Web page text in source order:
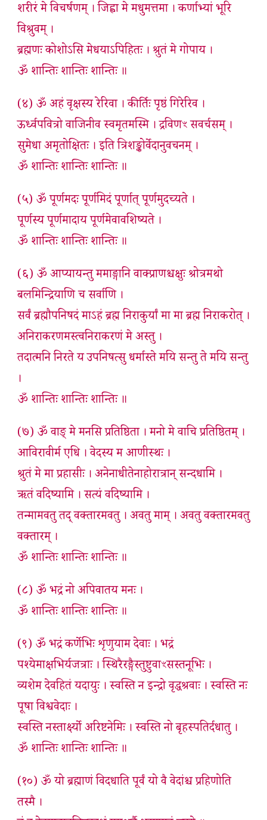
शरीरं मे विचर्षणम् । जिह्वा मे मधुमत्तमा । कर्णाभ्यां भूरि
विश्रुवम् ।
ब्रह्मणः कोशोऽसि मेधयाऽपिहितः । श्रुतं मे गोपाय ।
ॐ शान्तिः शान्तिः शान्तिः ॥
(४) ॐ अहं वृक्षस्य रेरिवा । कीर्तिः पृष्ठं गिरेरिव ।
ऊर्ध्वपवित्रो वाजिनीव स्वमृतमस्मि । द्रविणꣳ सवर्चसम् ।
सुमेधा अमृतोक्षितः । इति त्रिशङ्कोर्वेदानुवचनम् ।
ॐ शान्तिः शान्तिः शान्तिः ॥
(५) ॐ पूर्णमदः पूर्णमिदं पूर्णात् पूर्णमुदच्यते ।
पूर्णस्य पूर्णमादाय पूर्णमेवावशिष्यते ।
ॐ शान्तिः शान्तिः शान्तिः ॥
(६) ॐ आप्यायन्तु ममाङ्गानि वाक्प्राणश्चक्षुः श्रोत्रमथो
बलमिन्द्रियाणि च सर्वाणि ।
सर्वं ब्रह्मौपनिषदं माऽहं ब्रह्म निराकुर्यां मा मा ब्रह्म निराकरोत् ।
अनिराकरणमस्त्वनिराकरणं मे अस्तु ।
तदात्मनि निरते य उपनिषत्सु धर्मास्ते मयि सन्तु ते मयि सन्तु
।
ॐ शान्तिः शान्तिः शान्तिः ॥
(७) ॐ वाङ् मे मनसि प्रतिष्ठिता । मनो मे वाचि प्रतिष्ठितम् ।
आविरावीर्म एधि । वेदस्य म आणीस्थः ।
श्रुतं मे मा प्रहासीः । अनेनाधीतेनाहोरात्रान् सन्दधामि ।
ऋतं वदिष्यामि । सत्यं वदिष्यामि ।
तन्मामवतु तद् वक्तारमवतु । अवतु माम् । अवतु वक्तारमवतु
वक्तारम् ।
ॐ शान्तिः शान्तिः शान्तिः ॥
(८) ॐ भद्रं नो अपिवातय मनः ।
ॐ शान्तिः शान्तिः शान्तिः ॥
(९) ॐ भद्रं कर्णेभिः शृणुयाम देवाः । भद्रं
पश्येमाक्षभिर्यजत्राः । स्थिरैरङ्गैस्तुष्टुवाꣳसस्तनूभिः ।
व्यशेम देवहितं यदायुः । स्वस्ति न इन्द्रो वृद्धश्रवाः । स्वस्ति नः
पूषा विश्ववेदाः ।
स्वस्ति नस्तार्क्ष्यो अरिष्टनेमिः । स्वस्ति नो बृहस्पतिर्दधातु ।
ॐ शान्तिः शान्तिः शान्तिः ॥
(१०) ॐ यो ब्रह्माणं विदधाति पूर्वं यो वै वेदांश्च प्रहिणोति
तस्मै ।